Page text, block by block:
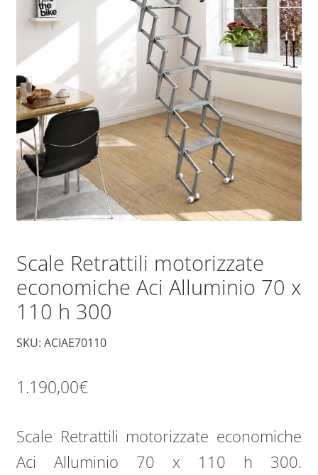
Scale Retrattili motorizzate
economiche Aci Alluminio 70 x
110 h 300
SKU: ACIAE70110
1.190,00€
Scale Retrattili motorizzate economiche
Aci Alluminio 70 x 110 h 300.